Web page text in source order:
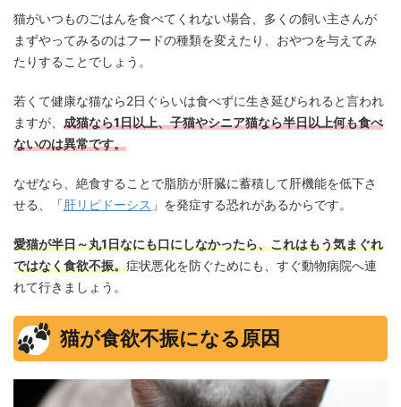
猫がいつものごはんを食べてくれない場合、多くの飼い主さんが
まずやってみるのはフードの種類を変えたり、おやつを与えてみ
たりすることでしょう。
若くて健康な猫なら2日ぐらいは食べずに生き延びられると言われ
ますが、 成猫なら1日以上、子猫やシニア猫なら半日以上何も食べ
ないのは異常です。
なぜなら、絶食することで脂肪が肝臓に蓄積して肝機能を低下さ
せる、「肝リピドーシス 」を発症する恐れがあるからです。
愛猫が半日～丸1日なにも口にしなかったら、これはもう気まぐれ
ではなく食欲不振。症状悪化を防ぐためにも、すぐ動物病院へ連
れて行きましょう。
猫が食欲不振になる原因